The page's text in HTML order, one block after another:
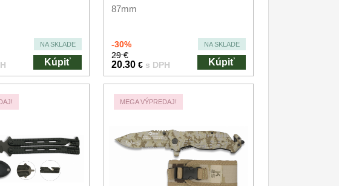
NA SKLADE
Kúpiť
87mm
-30% NA SKLADE
29 €
20.30 € s DPH Kúpiť
MEGA VÝPREDAJ!